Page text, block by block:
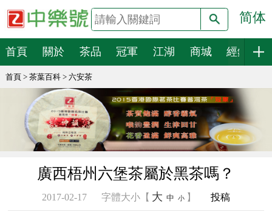
简体
首頁 關於 茶品 冠軍 江湖 商城 經銷
首頁> 茶葉百科> 六安茶
廣西梧州六堡茶屬於黑茶嗎？
2017-02-17 字體大小【 大 中 小 】 投稿